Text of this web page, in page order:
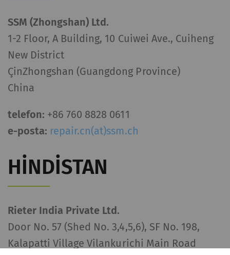
SSM (Zhongshan) Ltd.
1-2 Floor, A Building, 10 Cuiwei Ave., Cuiheng
New District
ÇinZhongshan (Guangdong Province)
China
telefon: +86 760 8828 0611
e-posta: repair.cn(at)ssm.ch
HINDISTAN
Rieter India Private Ltd.
Door No. 57 (Shed No. 3,4,5,6), SF No. 198,
Kalapatti Village Vilankurichi Main Road